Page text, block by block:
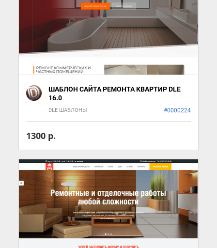
ШАБЛОН САЙТА РЕМОНТА КВАРТИР DLE
16.0
DLE ШАБЛОНЫ #0000224
1300 р.